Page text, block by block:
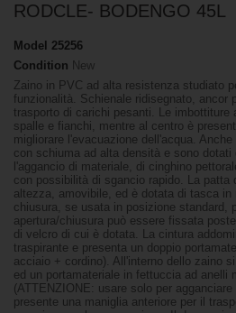
RODCLE- BODENGO 45L
Model 25256
Condition New
Zaino in PVC ad alta resistenza studiato
funzionalità. Schienale ridisegnato, ancor
trasporto di carichi pesanti. Le imbottiture
spalle e fianchi, mentre al centro è
migliorare l'evacuazione dell'acqua.
con schiuma ad alta densità e sono
l'aggancio di materiale, di cinghino
con possibilità di sgancio rapido. La patta
altezza, amovibile, ed è dotata di tasca
chiusura, se usata in posizione standard,
apertura/chiusura può essere fissata
di velcro di cui è dotata. La cintura
traspirante e presenta un doppio
acciaio + cordino). All'interno dello zaino
ed un portamateriale in fettuccia ad anelli
(ATTENZIONE: usare solo per
presente una maniglia anteriore per il